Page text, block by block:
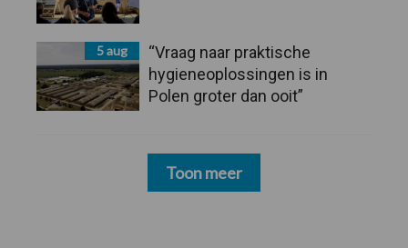
5 aug
“Vraag naar praktische
hygieneoplossingen is in
Polen groter dan ooit”
Toon meer